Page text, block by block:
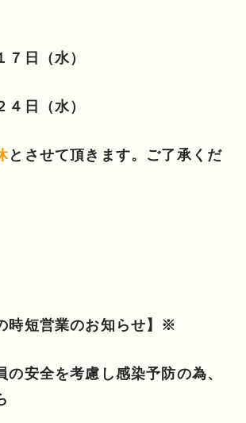
７日（水）
４日（水）
とさせて頂きます。ご了承くだ
時短営業のお知らせ】※
の安全を考慮し感染予防の為、